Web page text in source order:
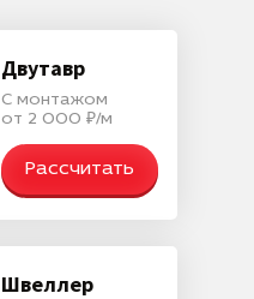
Двутавр
С монтажом
от 2 000 ₽/м
Рассчитать
Швеллер